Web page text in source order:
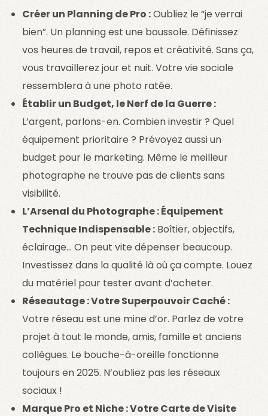
Créer un Planning de Pro :Oubliez le “je verrai
bien”. Un planning est une boussole. Définissez
vos heures de travail, repos et créativité. Sans ça,
vous travaillerez jour et nuit. Votre vie sociale
ressemblera à une photo ratée.
Établir un Budget, le Nerf de la Guerre :
L’argent, parlons-en. Combien investir ? Quel
équipement prioritaire ? Prévoyez aussi un
budget pour le marketing. Même le meilleur
photographe ne trouve pas de clients sans
visibilité.
L’Arsenal du Photographe : Équipement
Technique Indispensable : Boîtier, objectifs,
éclairage… On peut vite dépenser beaucoup.
Investissez dans la qualité là où ça compte. Louez
du matériel pour tester avant d’acheter.
Réseautage : Votre Superpouvoir Caché :
Votre réseau est une mine d’or. Parlez de votre
projet à tout le monde, amis, famille et anciens
collègues. Le bouche-à-oreille fonctionne
toujours en 2025. N’oubliez pas les réseaux
sociaux !
Marque Pro et Niche : Votre Carte de Visite